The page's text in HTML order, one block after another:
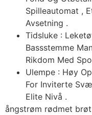
Spilleautomat ,
Avsetning .
Tidsluke :
Bassstemme
Rikdom Med
Ulempe : Høy
For Inviterte
Elite Nivå .
ångstrøm rødmet